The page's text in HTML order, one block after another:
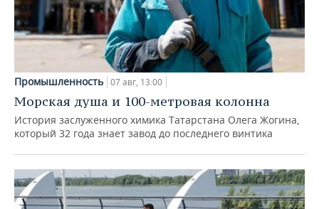
Промышленность 07 авг, 13:00
Морская душа и 100-метровая колонна
История заслуженного химика Татарстана Олега Жогина,
который 32 года знает завод до последнего винтика